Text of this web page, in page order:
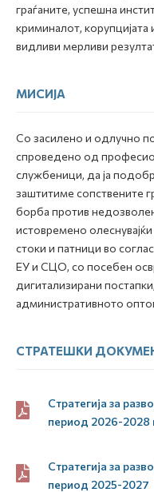
граѓаните, успешна
криминалот, корупцијата
видливи мерливи
МИСИЈА
Со засилено и одлучно
спроведено од
службеници, да ја
заштитиме сопствените
борба против
истовремено
стоки и патници во
ЕУ и СЦО, со посебен
дигитализирани
административното
СТРАТЕШКИ
Стратегија за
период 2026-2028
Стратегија за
период 2025-2027